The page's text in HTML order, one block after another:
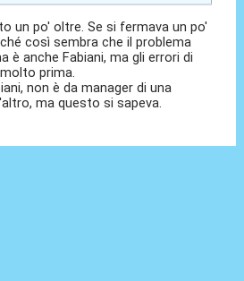
un po' oltre. Se si fermava un po'
così sembra che il problema
è anche Fabiani, ma gli errori di
prima.
non è da manager di una
ma questo si sapeva.